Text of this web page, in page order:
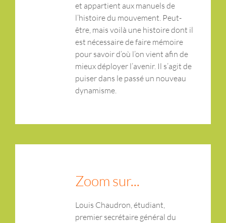
et appartient aux manuels de
l’histoire du mouvement. Peut-
être, mais voilà une histoire dont il
est nécessaire de faire mémoire
pour savoir d’où l’on vient afin de
mieux déployer l’avenir. Il s’agit de
puiser dans le passé un nouveau
dynamisme.
Zoom sur...
Louis Chaudron, étudiant,
premier secrétaire général du